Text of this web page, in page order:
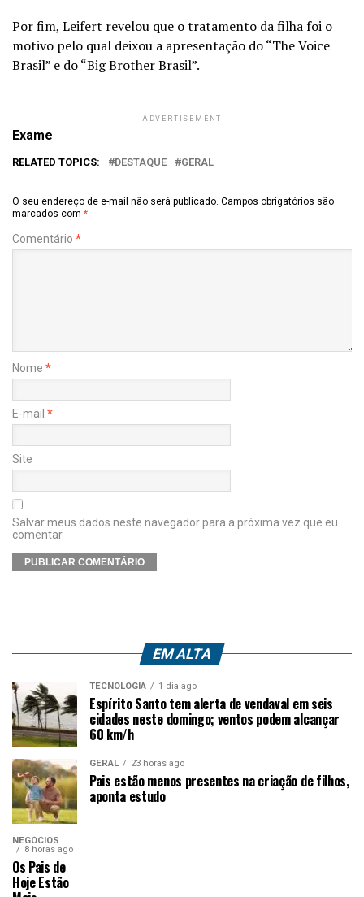
Por fim, Leifert revelou que o tratamento da filha foi o
motivo pelo qual deixou a apresentação do “The Voice
Brasil” e do “Big Brother Brasil”.
ADVERTISEMENT
Exame
RELATED TOPICS: DESTAQUE GERAL
O seu endereço de e-mail não será publicado. Campos obrigatórios são
marcados com *
Comentário *
Nome *
E-mail *
Site
Salvar meus dados neste navegador para a próxima vez que eu
comentar.
EM ALTA
TECNOLOGIA 1 dia ago
Espírito Santo tem alerta de vendaval em seis
cidades neste domingo; ventos podem alcançar
60 km/h
GERAL 23 horas ago
Pais estão menos presentes na criação de filhos,
aponta estudo
NEGÓCIOS
8 horas ago
Os Pais de
Hoje Estão